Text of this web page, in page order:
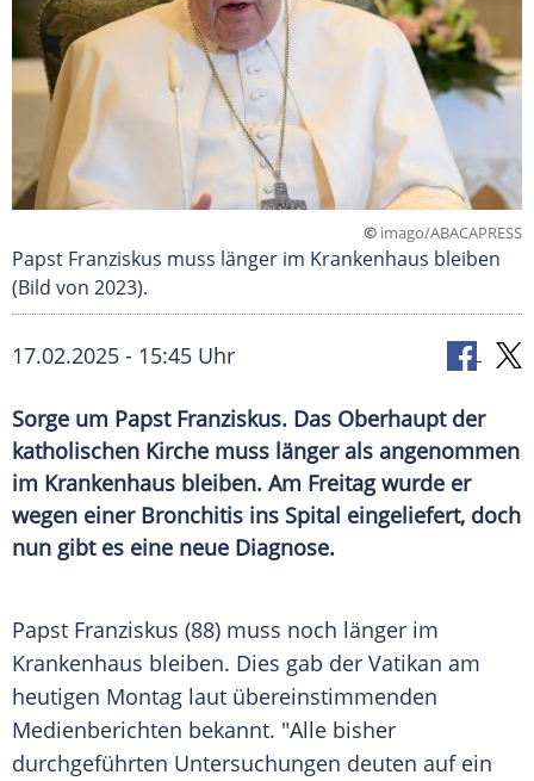
© imago/ABACAPRESS
Papst Franziskus muss länger im Krankenhaus bleiben
(Bild von 2023).
17.02.2025 - 15:45 Uhr
Sorge um Papst Franziskus. Das Oberhaupt der
katholischen Kirche muss länger als angenommen
im Krankenhaus bleiben. Am Freitag wurde er
wegen einer Bronchitis ins Spital eingeliefert, doch
nun gibt es eine neue Diagnose.
Papst Franziskus (88) muss noch länger im
Krankenhaus bleiben. Dies gab der Vatikan am
heutigen Montag laut übereinstimmenden
Medienberichten bekannt. "Alle bisher
durchgeführten Untersuchungen deuten auf ein